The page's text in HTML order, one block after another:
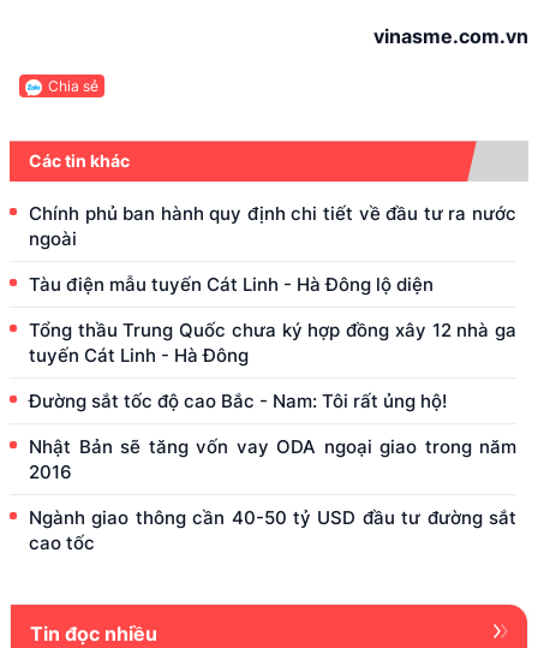
vinasme.com.vn
Chia sẻ
Các tin khác
Chính phủ ban hành quy định chi tiết về đầu tư ra nước
ngoài
Tàu điện mẫu tuyến Cát Linh - Hà Đông lộ diện
Tổng thầu Trung Quốc chưa ký hợp đồng xây 12 nhà ga
tuyến Cát Linh - Hà Đông
Đường sắt tốc độ cao Bắc - Nam: Tôi rất ủng hộ!
Nhật Bản sẽ tăng vốn vay ODA ngoại giao trong năm
2016
Ngành giao thông cần 40-50 tỷ USD đầu tư đường sắt
cao tốc
Tin đọc nhiều